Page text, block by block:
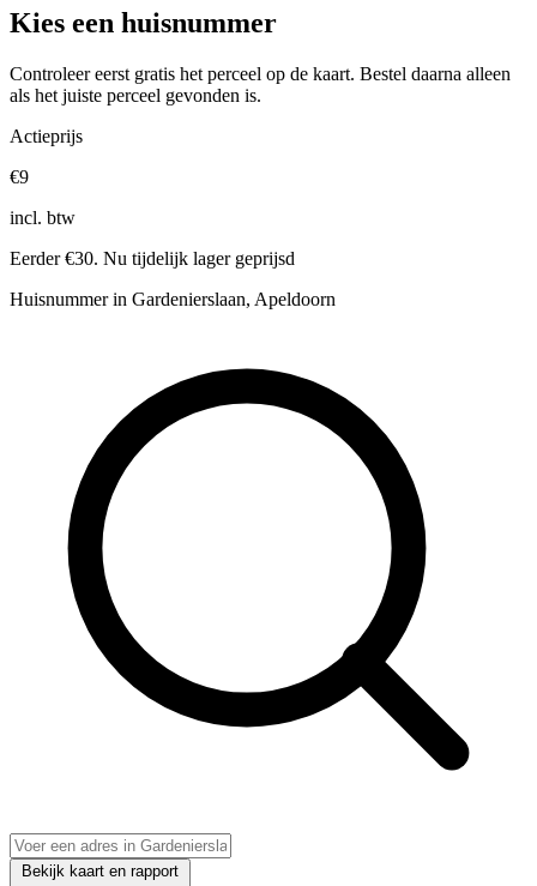
Kies een huisnummer
Controleer eerst gratis het perceel op de kaart. Bestel daarna alleen
als het juiste perceel gevonden is.
Actieprijs
€9
incl. btw
Eerder €30. Nu tijdelijk lager geprijsd
Huisnummer in Gardenierslaan, Apeldoorn
Bekijk kaart en rapport